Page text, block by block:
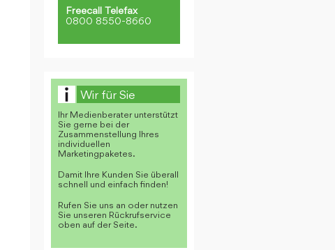
Freecall Telefax
0800 8550-8660
Wir für Sie
Ihr Medienberater unterstützt
Sie gerne bei der
Zusammenstellung Ihres
individuellen
Marketingpaketes.
Damit Ihre Kunden Sie überall
schnell und einfach finden!
Rufen Sie uns an oder nutzen
Sie unseren Rückrufservice
oben auf der Seite.